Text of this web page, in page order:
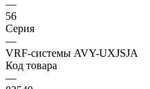
—
56
Серия
—
VRF-системы AVY-UXJSJA
Код товара
—